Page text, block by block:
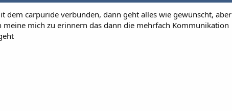
dem carpuride verbunden, dann geht alles wie gewünscht, aber
meine mich zu erinnern das dann die mehrfach Kommunikation